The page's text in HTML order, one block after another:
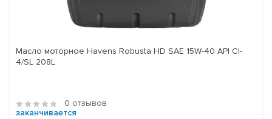
Масло моторное Havens Robusta HD SAE 15W-40 API CI-
4/SL 208L
0 отзывов
заканчивается